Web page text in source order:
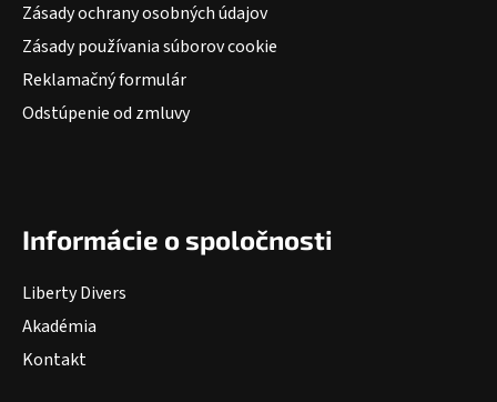
Zásady ochrany osobných údajov
Zásady používania súborov cookie
Reklamačný formulár
Odstúpenie od zmluvy
Informácie o spoločnosti
Liberty Divers
Akadémia
Kontakt